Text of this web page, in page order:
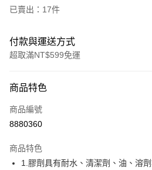
已賣出：17件
付款與運送方式
超取滿NT$599免運
信用卡一次付款
超商取貨付款
Apple Pay
商品特色
商品編號
8880360
商品特色
1.膠劑具有耐水、清潔劑、油、溶